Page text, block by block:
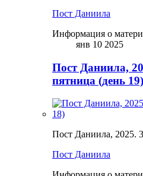
Пост Даниила
Информация о
янв 10 2025
Пост Даниила,
пятница (день 19)
Пост Даниила, 2025.
Пост Даниила